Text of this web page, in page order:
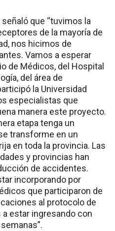
que “tuvimos la
de la mayoría de
nos hicimos de
Vamos a esperar
de Médicos, del Hospital
del área de
la Universidad
especialistas que
manera este proyecto.
etapa tenga un
transforme en un
en toda la provincia. Las
y provincias han
de accidentes.
incorporando por
que participaron de
al protocolo de
estar ingresando con